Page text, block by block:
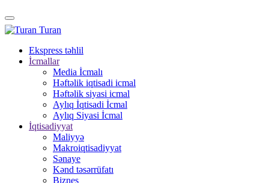
Turan
Ekspress təhlil
İcmallar
Media İcmalı
Həftəlik iqtisadi icmal
Həftəlik siyasi icmal
Aylıq İqtisadi İcmal
Aylıq Siyasi İcmal
İqtisadiyyat
Maliyyə
Makroiqtisadiyyat
Sənaye
Kənd təsərrüfatı
Biznes